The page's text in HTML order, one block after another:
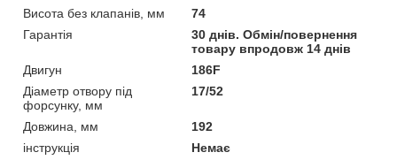
Висота без клапанів, мм
74
Гарантія
30 днів. Обмін/повернення
товару впродовж 14 днів
Двигун
186F
Діаметр отвору під
форсунку, мм
17/52
Довжина, мм
192
інструкція
Немає